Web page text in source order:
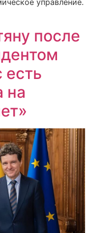
управление.
после
есть
на